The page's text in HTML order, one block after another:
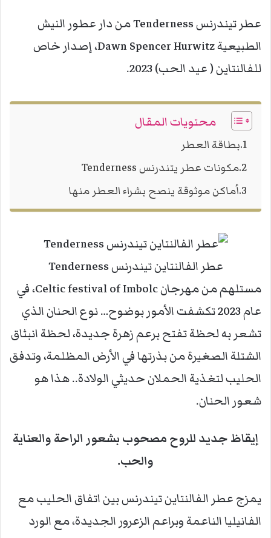
عطر تيندرنس Tenderness من دار عطور النيش
الطبيعية Dawn Spencer Hurwitz، إصدار خاص
للفالنتاين ( عيد الحب) 2023.
محتويات المقال
بطاقة العطر
مكونات عطر يتندرنس Tenderness
أماكن موثوقة ينصح بشراء العطر منها
عطر الفالنتاين تيندرنس Tenderness
مستلهم من مهرجان Celtic festival of Imbolc، في
عام 2023 تكشفت الأمور بوضوح… نوع الحنان الذي
تشعر به لحظة تفتح برعم زهرة جديدة، لحظة انبثاق
الشتلة الصغيرة من بذرتها في الأرض المظلمة، وتدفق
الحليب لتغذية الحملان حديثي الولادة.. هذا هو
شعور الحنان.
إيقاظ جديد للروح مصحوب بشعور الراحة والعناية
والحب.
يمزج عطر الفالنتاين تيندرنس بين اتفاق الحليب مع
الفانيليا الناعمة وبراعم الزعرور الجديدة، مع الورد